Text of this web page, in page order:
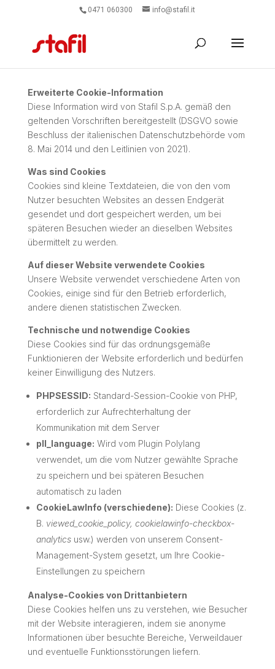
0471 060300 info@stafil.it
Erweiterte Cookie-Information
Diese Information wird von Stafil S.p.A. gemäß den
geltenden Vorschriften bereitgestellt (DSGVO sowie
Beschluss der italienischen Datenschutzbehörde vom
8. Mai 2014 und den Leitlinien von 2021).
Was sind Cookies
Cookies sind kleine Textdateien, die von den vom
Nutzer besuchten Websites an dessen Endgerät
gesendet und dort gespeichert werden, um bei
späteren Besuchen wieder an dieselben Websites
übermittelt zu werden.
Auf dieser Website verwendete Cookies
Unsere Website verwendet verschiedene Arten von
Cookies, einige sind für den Betrieb erforderlich,
andere dienen statistischen Zwecken.
Technische und notwendige Cookies
Diese Cookies sind für das ordnungsgemäße
Funktionieren der Website erforderlich und bedürfen
keiner Einwilligung des Nutzers.
PHPSESSID: Standard-Session-Cookie von PHP,
erforderlich zur Aufrechterhaltung der
Kommunikation mit dem Server
pll_language: Wird vom Plugin Polylang
verwendet, um die vom Nutzer gewählte Sprache
zu speichern und bei späteren Besuchen
automatisch zu laden
CookieLawInfo (verschiedene): Diese Cookies (z.
B. viewed_cookie_policy, cookielawinfo-checkbox-
analyticsusw.) werden von unserem Consent-
Management-System gesetzt, um Ihre Cookie-
Einstellungen zu speichern
Analyse-Cookies von Drittanbietern
Diese Cookies helfen uns zu verstehen, wie Besucher
mit der Website interagieren, indem sie anonyme
Informationen über besuchte Bereiche, Verweildauer
und eventuelle Funktionsstörungen liefern.